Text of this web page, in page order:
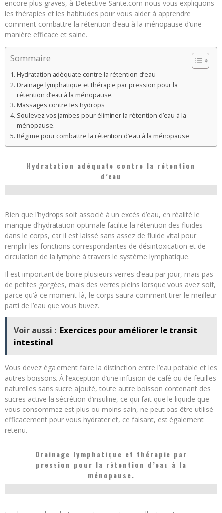
encore plus graves, à Detective-Sante.com nous vous expliquons
les thérapies et les habitudes pour vous aider à apprendre
comment combattre la rétention d’eau à la ménopause d’une
manière efficace et saine.
Sommaire
Hydratation adéquate contre la rétention d’eau
Drainage lymphatique et thérapie par pression pour la
rétention d’eau à la ménopause.
Massages contre les hydrops
Soulevez vos jambes pour éliminer la rétention d’eau à la
ménopause.
Régime pour combattre la rétention d’eau à la ménopause
Hydratation adéquate contre la rétention
d’eau
Bien que l’hydrops soit associé à un excès d’eau, en réalité le
manque d’hydratation optimale facilite la rétention des fluides
dans le corps, car il est laissé sans assez de fluide vital pour
remplir les fonctions correspondantes de désintoxication et de
circulation de la lymphe à travers le système lymphatique.
Il est important de boire plusieurs verres d’eau par jour, mais pas
de petites gorgées, mais des verres pleins lorsque vous avez soif,
parce qu’à ce moment-là, le corps saura comment tirer le meilleur
parti de l’eau que vous buvez.
Voir aussi : Exercices pour améliorer le transit
intestinal
Vous devez également faire la distinction entre l’eau potable et les
autres boissons. À l’exception d’une infusion de café ou de feuilles
naturelles sans sucre ajouté, toute autre boisson contenant des
sucres active la sécrétion d’insuline, ce qui fait que le liquide que
vous consommez est plus ou moins sain, ne peut pas être utilisé
efficacement pour vous hydrater et, ce faisant, est également
retenu.
Drainage lymphatique et thérapie par
pression pour la rétention d’eau à la
ménopause.